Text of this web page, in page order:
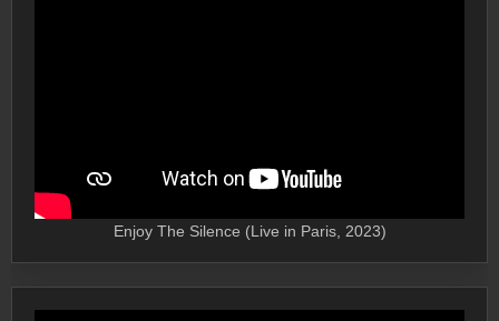
Enjoy The Silence (Live in Paris, 2023)